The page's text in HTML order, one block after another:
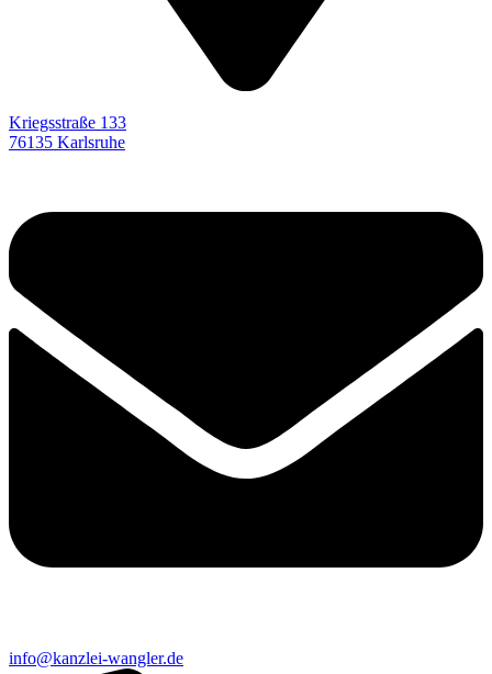
Kriegsstraße 133
76135 Karlsruhe
info@kanzlei-wangler.de